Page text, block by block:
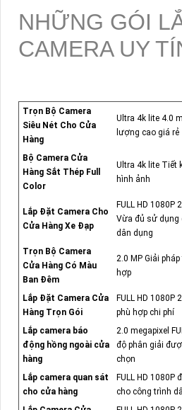
NHỮNG GÓI
CAMERA UY
Trọn Bộ Camera
Siêu Nét Cho Cửa
Hàng
Ultra 4k lite 4.0
lượng cao giá rẻ
Bộ Camera Cửa
Hàng Sắt Thép Full
Color
Ultra 4k lite Tiết
hình ảnh
Lắp Đặt Camera Cho
Cửa Hàng Xe Đạp
FULL HD 1080P
Vừa đủ sử dụng
dân dụng
Trọn Bộ Camera
Cửa Hàng Có Màu
Ban Đêm
2.0 MP Giải
hợp
Lắp Đặt Camera Cửa
Hàng Trọn Gói
FULL HD 1080P
phù hợp chi phí
Lắp camera báo
động hồng ngoài cửa
hàng
2.0 megapixel
độ phân giải
chọn
Lắp camera quan sát
cho cửa hàng
FULL HD 1080P
cho công trình